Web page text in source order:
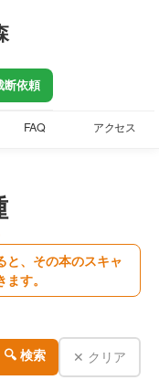
断依頼
FAQ アクセス
と、その本のスキャ
す。
🔍 検索 ✕ クリア